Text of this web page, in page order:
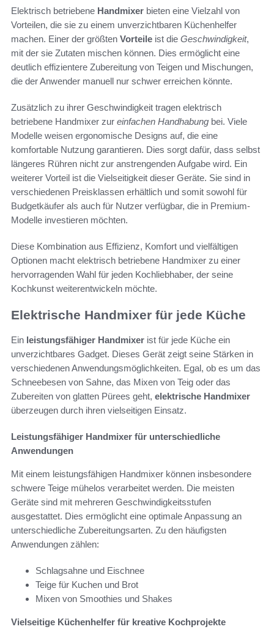
Elektrisch betriebene Handmixer bieten eine Vielzahl von
Vorteilen, die sie zu einem unverzichtbaren Küchenhelfer
machen. Einer der größten Vorteile ist die Geschwindigkeit,
mit der sie Zutaten mischen können. Dies ermöglicht eine
deutlich effizientere Zubereitung von Teigen und Mischungen,
die der Anwender manuell nur schwer erreichen könnte.
Zusätzlich zu ihrer Geschwindigkeit tragen elektrisch
betriebene Handmixer zur einfachen Handhabung bei. Viele
Modelle weisen ergonomische Designs auf, die eine
komfortable Nutzung garantieren. Dies sorgt dafür, dass selbst
längeres Rühren nicht zur anstrengenden Aufgabe wird. Ein
weiterer Vorteil ist die Vielseitigkeit dieser Geräte. Sie sind in
verschiedenen Preisklassen erhältlich und somit sowohl für
Budgetkäufer als auch für Nutzer verfügbar, die in Premium-
Modelle investieren möchten.
Diese Kombination aus Effizienz, Komfort und vielfältigen
Optionen macht elektrisch betriebene Handmixer zu einer
hervorragenden Wahl für jeden Kochliebhaber, der seine
Kochkunst weiterentwickeln möchte.
Elektrische Handmixer für jede Küche
Ein leistungsfähiger Handmixer ist für jede Küche ein
unverzichtbares Gadget. Dieses Gerät zeigt seine Stärken in
verschiedenen Anwendungsmöglichkeiten. Egal, ob es um das
Schneebesen von Sahne, das Mixen von Teig oder das
Zubereiten von glatten Pürees geht, elektrische Handmixer
überzeugen durch ihren vielseitigen Einsatz.
Leistungsfähiger Handmixer für unterschiedliche
Anwendungen
Mit einem leistungsfähigen Handmixer können insbesondere
schwere Teige mühelos verarbeitet werden. Die meisten
Geräte sind mit mehreren Geschwindigkeitsstufen
ausgestattet. Dies ermöglicht eine optimale Anpassung an
unterschiedliche Zubereitungsarten. Zu den häufigsten
Anwendungen zählen:
Schlagsahne und Eischnee
Teige für Kuchen und Brot
Mixen von Smoothies und Shakes
Vielseitige Küchenhelfer für kreative Kochprojekte